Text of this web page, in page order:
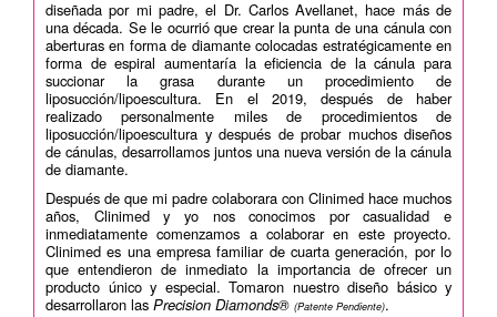
diseñada por mi padre, el Dr. Carlos Avellanet, hace más de
una década. Se le ocurrió que crear la punta de una cánula con
aberturas en forma de diamante colocadas estratégicamente en
forma de espiral aumentaría la eficiencia de la cánula para
succionar la grasa durante un procedimiento de
liposucción/lipoescultura. En el 2019, después de haber
realizado personalmente miles de procedimientos de
liposucción/lipoescultura y después de probar muchos diseños
de cánulas, desarrollamos juntos una nueva versión de la cánula
de diamante.
Después de que mi padre colaborara con Clinimed hace muchos
años, Clinimed y yo nos conocimos por casualidad e
inmediatamente comenzamos a colaborar en este proyecto.
Clinimed es una empresa familiar de cuarta generación, por lo
que entendieron de inmediato la importancia de ofrecer un
producto único y especial. Tomaron nuestro diseño básico y
desarrollaron las Precision Diamonds® (Patente Pendiente).